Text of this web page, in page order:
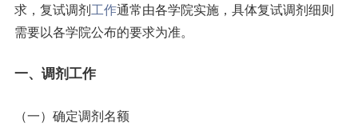
求，复试调剂工作通常由各学院实施，具体复试调剂细则
需要以各学院公布的要求为准。
一、调剂工作
（一）确定调剂名额